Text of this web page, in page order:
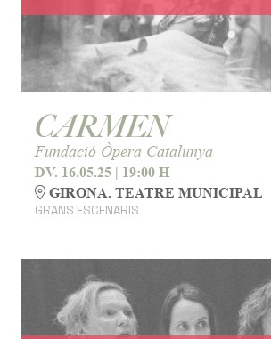
CARMEN
Fundació Òpera Catalunya
DV. 16.05.25 | 19:00 H
GIRONA. TEATRE MUNICIPAL
GRANS ESCENARIS